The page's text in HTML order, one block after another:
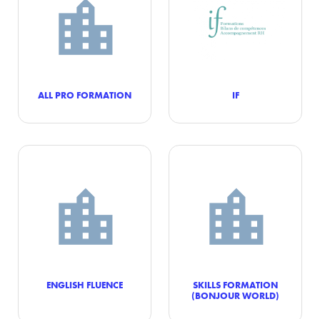
ALL PRO FORMATION IF
ENGLISH FLUENCE
SKILLS FORMATION
(BONJOUR WORLD)